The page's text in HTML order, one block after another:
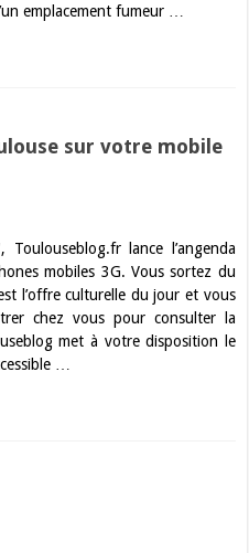
emplacement fumeur …
sur votre mobile
lance l’angenda
mobiles 3G. Vous sortez du
l’offre culturelle du jour et vous
chez vous pour consulter la
met à votre disposition le
…